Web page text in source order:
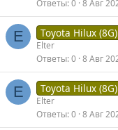
Ответы 0 8 Авг
E Toyota Hilux (8G)
Elter
Ответы 0 8 Авг
E Toyota Hilux (8G)
Elter
Ответы 0 8 Авг